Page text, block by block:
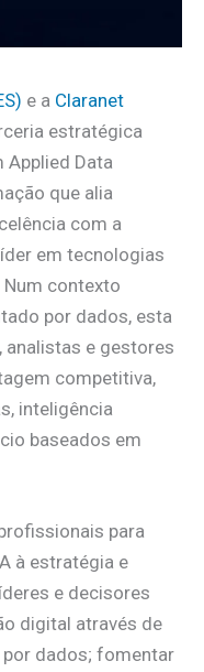
e a Claranet
estratégica
Applied Data
que alia
com a
em tecnologias
contexto
por dados, esta
analistas e gestores
competitiva,
inteligência
baseados em
para
à estratégia e
e decisores
digital através de
dados; fomentar